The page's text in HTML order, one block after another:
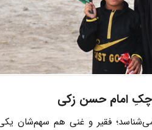
امام‌ حسن زکی
فقیر و غنی هم سهم‌شان